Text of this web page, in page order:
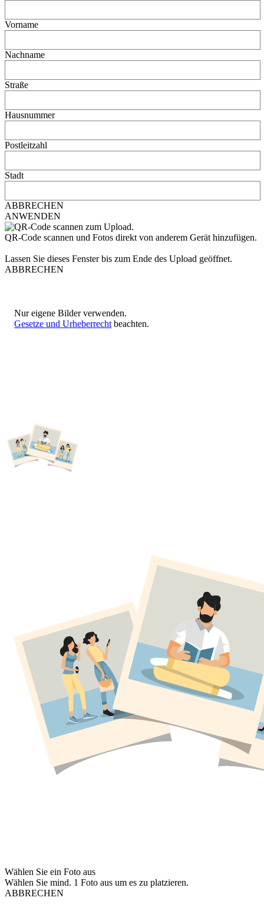
Vorname
Nachname
Straße
Hausnummer
Postleitzahl
Stadt
ABBRECHEN
ANWENDEN
QR-Code scannen und Fotos direkt von anderem Gerät hinzufügen.
Lassen Sie dieses Fenster bis zum Ende des Upload geöffnet.
ABBRECHEN
Nur eigene Bilder verwenden.
Gesetze und Urheberrecht beachten.
Wählen Sie ein Foto aus
Wählen Sie mind. 1 Foto aus um es zu platzieren.
ABBRECHEN